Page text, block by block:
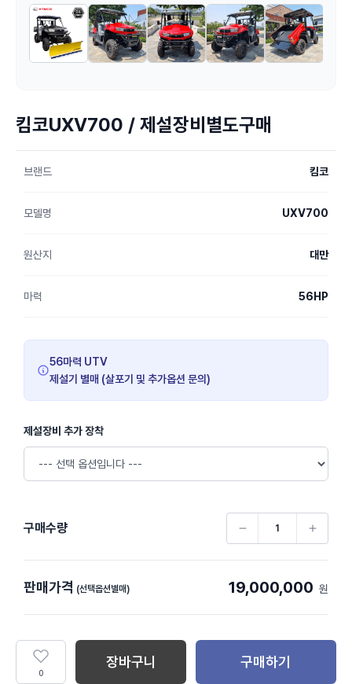
킴코UXV700 / 제설장비별도구매
브랜드 킴코
모델명 UXV700
원산지 대만
마력 56HP
56마력 UTV
제설기 별매 (살포기 및 추가옵션 문의)
제설장비 추가 장착
구매수량
판매가격 (선택옵션별매) 19,000,000 원
0
장바구니 구매하기